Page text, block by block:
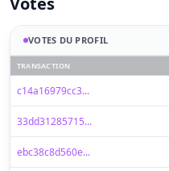
VOTES DU PROFIL
TRANSACTION
c14a16979cc3...
33dd31285715...
ebc38c8d560e...